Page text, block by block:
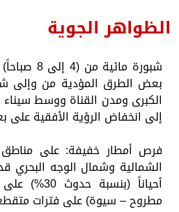
الظواهر الجوية
​شبورة
بعض الطرق المؤدية من وإلى
الكبرى ومدن القناة ووسط
إلى انخفاض الرؤية الأفقية
​فرص أمطار خفيفة: على
الشمالية وشمال الوجه
أحياناً
مطروح – سيوة) على فترات